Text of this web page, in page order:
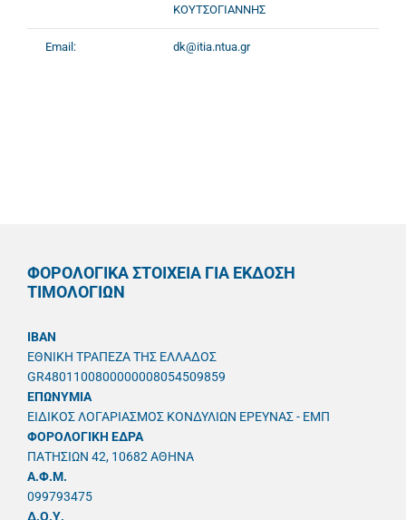
ΚΟΥΤΣΟΓΙΑΝΝΗΣ
Email: dk@itia.ntua.gr
ΦΟΡΟΛΟΓΙΚΑ ΣΤΟΙΧΕΙΑ ΓΙΑ ΕΚΔΟΣΗ
ΤΙΜΟΛΟΓΙΩΝ
IBAN
ΕΘΝΙΚΗ ΤΡΑΠΕΖΑ ΤΗΣ ΕΛΛΑΔΟΣ
GR4801100800000008054509859
ΕΠΩΝΥΜΙΑ
ΕΙΔΙΚΟΣ ΛΟΓΑΡΙΑΣΜΟΣ ΚΟΝΔΥΛΙΩΝ ΕΡΕΥΝΑΣ - ΕΜΠ
ΦΟΡΟΛΟΓΙΚΗ ΕΔΡΑ
ΠΑΤΗΣΙΩΝ 42, 10682 ΑΘΗΝΑ
A.Φ.Μ.
099793475
Δ.Ο.Υ.